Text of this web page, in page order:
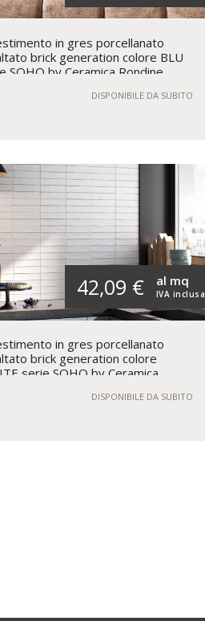
in gres porcellanato
brick generation colore BLU
SOHO by Ceramica Rondine
DISPONIBILE DA SUBITO
42,09 € IVA inclusa
al mq
in gres porcellanato
brick generation colore
serie SOHO by Ceramica
DISPONIBILE DA SUBITO